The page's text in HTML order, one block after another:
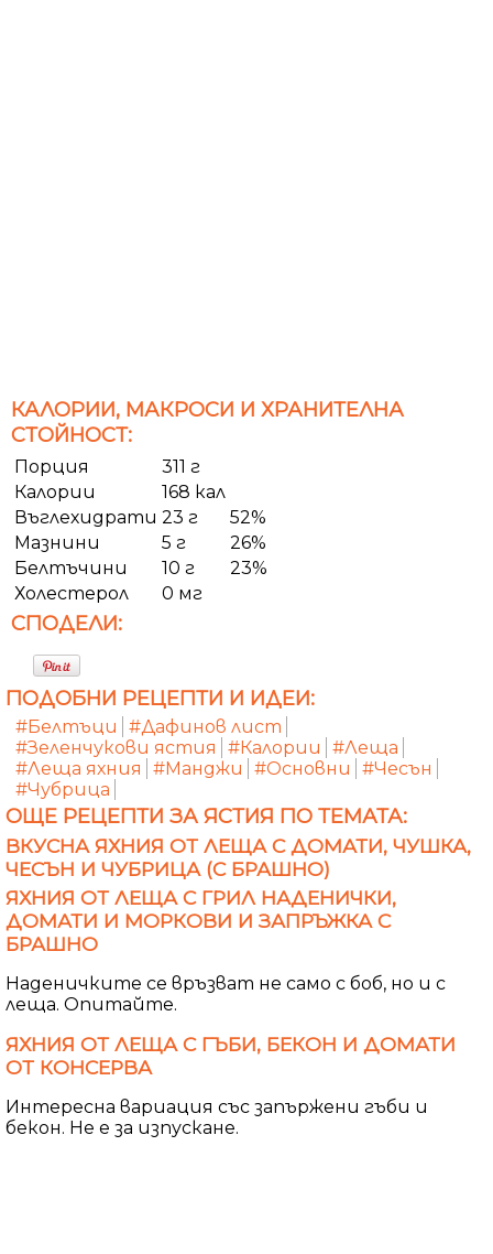
КАЛОРИИ, МАКРОСИ И ХРАНИТЕЛНА
СТОЙНОСТ:
Порция
311 г
Калории
168 кал
Въглехидрати 23 г
52%
Мазнини
5 г
26%
Белтъчини
10 г
23%
Холестерол
0 мг
СПОДЕЛИ:
ПОДОБНИ РЕЦЕПТИ И ИДЕИ:
#Белтъци
#Дафинов лист
#Зеленчукови ястия
#Калории
#Леща
#Леща яхния
#Манджи #Основни
#Чесън
#Чубрица
ОЩЕ РЕЦЕПТИ ЗА ЯСТИЯ ПО ТЕМАТА:
ВКУСНА ЯХНИЯ ОТ ЛЕЩА С ДОМАТИ, ЧУШКА,
ЧЕСЪН И ЧУБРИЦА (С БРАШНО)
ЯХНИЯ ОТ ЛЕЩА С ГРИЛ НАДЕНИЧКИ,
ДОМАТИ И МОРКОВИ И ЗАПРЪЖКА С
БРАШНО
Наденичките се връзват не само с боб, но и с
леща. Опитайте.
ЯХНИЯ ОТ ЛЕЩА С ГЪБИ, БЕКОН И ДОМАТИ
ОТ КОНСЕРВА
Интересна вариация със запържени гъби и
бекон. Не е за изпускане.